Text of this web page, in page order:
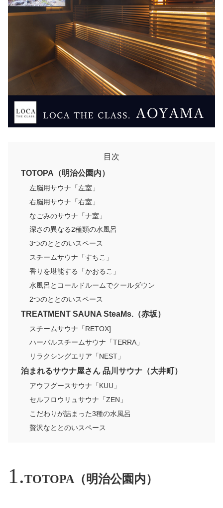
目次
TOTOPA（明治公園内）
左脳用サウナ「左室」
右脳用サウナ「右室」
なごみのサウナ「ナ室」
深さの異なる2種類の水風呂
3つのととのいスペース
スチームサウナ「すちこ」
香りを堪能する「かおるこ」
水風呂とコールドルームでクールダウン
2つのととのいスペース
TREATMENT SAUNA SteaMs.（赤坂）
スチームサウナ「RETOX]
ハーバルスチームサウナ「TERRA」
リラクシングエリア「NEST」
泊まれるサウナ屋さん 品川サウナ（大井町）
アウフグースサウナ「KUU」
セルフロウリュサウナ「ZEN」
こだわりが詰まった3種の水風呂
贅沢なととのいスペース
TOTOPA（明治公園内）